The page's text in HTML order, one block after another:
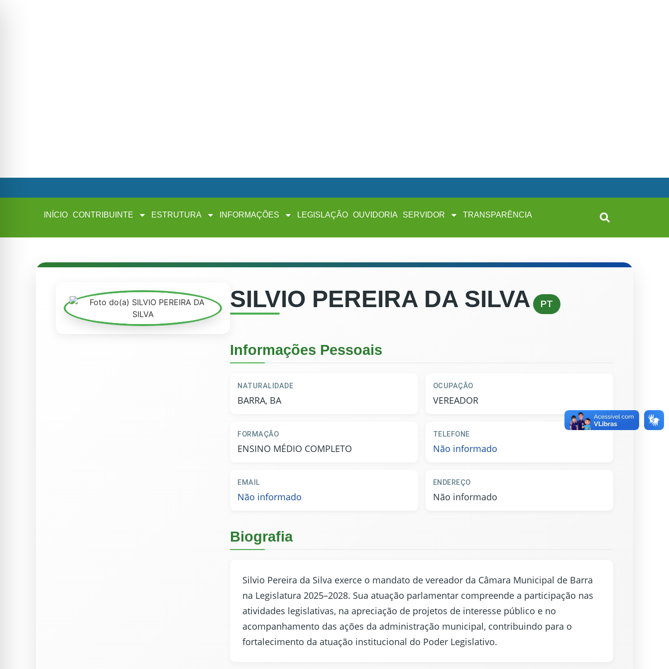
INÍCIO CONTRIBUINTE ESTRUTURA INFORMAÇÕES LEGISLAÇÃO OUVIDORIA SERVIDOR TRANSPARÊNCIA
SILVIO PEREIRA DA SILVA PT
Informações Pessoais
NATURALIDADE
BARRA, BA
OCUPAÇÃO
VEREADOR
FORMAÇÃO
ENSINO MÉDIO COMPLETO
TELEFONE
Não informado
EMAIL
Não informado
ENDEREÇO
Não informado
Biografia
Silvio Pereira da Silva exerce o mandato de vereador da Câmara Municipal de Barra
na Legislatura 2025–2028. Sua atuação parlamentar compreende a participação nas
atividades legislativas, na apreciação de projetos de interesse público e no
acompanhamento das ações da administração municipal, contribuindo para o
fortalecimento da atuação institucional do Poder Legislativo.